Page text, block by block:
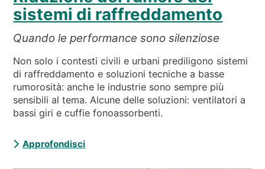
sistemi di raffreddamento
Quando le performance sono silenziose
Non solo i contesti civili e urbani prediligono sistemi
di raffreddamento e soluzioni tecniche a basse
rumorosità: anche le industrie sono sempre più
sensibili al tema. Alcune delle soluzioni: ventilatori a
bassi giri e cuffie fonoassorbenti.
Approfondisci